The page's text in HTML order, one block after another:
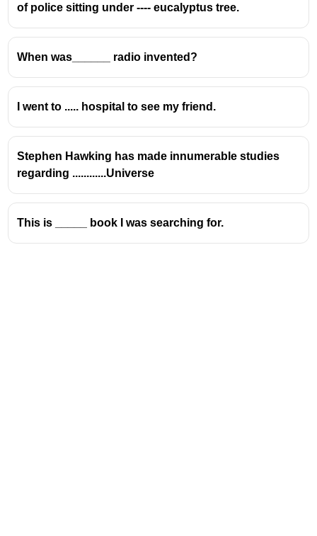
University എന്ന വാക്കിന്റെ അക്ഷരം
തുടങ്ങുന്നത് 'U' എന്നാണെങ്കിലും ഉച്ചാരണം
എന്നാണു ഉപയോഗിക്കേണ്ടത്.
An hour എന്ന വാക്കിന്റെ അക്ഷരം തുടങ്ങുന്നത്
'അ' എന്നായത് കൊണ്ട് 'An hour' എന്നാണു
ഉപയോഗിക്കേണ്ടത്.
European എന്ന വാക്കിന്റെ അക്ഷരം
'യൂ' എന്നായത് കൊണ്ട് 'A European
ഉപയോഗിക്കേണ്ടത്.
of police sitting under ---- eucalyptus tree.
When was______ radio invented?
I went to ..... hospital to see my friend.
Stephen Hawking has made innumerable studies
regarding ............Universe
This is _____ book I was searching for.